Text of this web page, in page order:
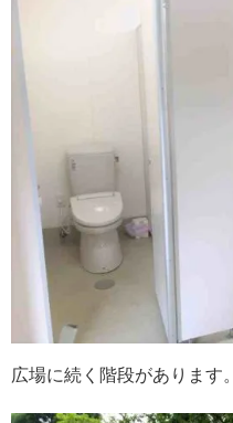
広場に続く階段があります。